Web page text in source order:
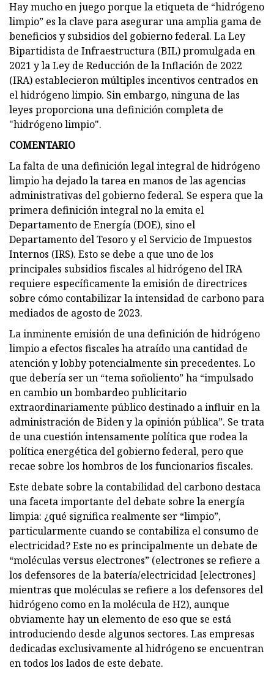
Hay mucho en juego porque la etiqueta de “hidrógeno
limpio” es la clave para asegurar una amplia gama de
beneficios y subsidios del gobierno federal. La Ley
Bipartidista de Infraestructura (BIL) promulgada en
2021 y la Ley de Reducción de la Inflación de 2022
(IRA) establecieron múltiples incentivos centrados en
el hidrógeno limpio. Sin embargo, ninguna de las
leyes proporciona una definición completa de
"hidrógeno limpio".
COMENTARIO
La falta de una definición legal integral de hidrógeno
limpio ha dejado la tarea en manos de las agencias
administrativas del gobierno federal. Se espera que la
primera definición integral no la emita el
Departamento de Energía (DOE), sino el
Departamento del Tesoro y el Servicio de Impuestos
Internos (IRS). Esto se debe a que uno de los
principales subsidios fiscales al hidrógeno del IRA
requiere específicamente la emisión de directrices
sobre cómo contabilizar la intensidad de carbono para
mediados de agosto de 2023.
La inminente emisión de una definición de hidrógeno
limpio a efectos fiscales ha atraído una cantidad de
atención y lobby potencialmente sin precedentes. Lo
que debería ser un “tema soñoliento” ha “impulsado
en cambio un bombardeo publicitario
extraordinariamente público destinado a influir en la
administración de Biden y la opinión pública”. Se trata
de una cuestión intensamente política que rodea la
política energética del gobierno federal, pero que
recae sobre los hombros de los funcionarios fiscales.
Este debate sobre la contabilidad del carbono destaca
una faceta importante del debate sobre la energía
limpia: ¿qué significa realmente ser “limpio”,
particularmente cuando se contabiliza el consumo de
electricidad? Este no es principalmente un debate de
“moléculas versus electrones” (electrones se refiere a
los defensores de la batería/electricidad [electrones]
mientras que moléculas se refiere a los defensores del
hidrógeno como en la molécula de H2), aunque
obviamente hay un elemento de eso que se está
introduciendo desde algunos sectores. Las empresas
dedicadas exclusivamente al hidrógeno se encuentran
en todos los lados de este debate.